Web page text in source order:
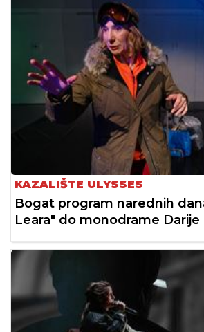
KAZALIŠTE ULYSSES
Bogat program narednih
Leara" do monodrame